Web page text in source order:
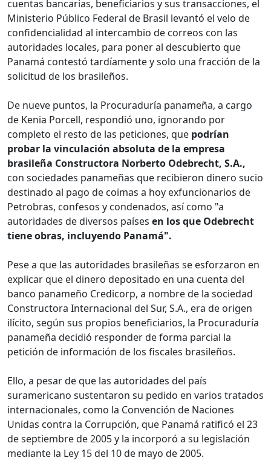
cuentas bancarias, beneficiarios y sus transacciones, el
Ministerio Público Federal de Brasil levantó el velo de
confidencialidad al intercambio de correos con las
autoridades locales, para poner al descubierto que
Panamá contestó tardíamente y solo una fracción de la
solicitud de los brasileños.
De nueve puntos, la Procuraduría panameña, a cargo
de Kenia Porcell, respondió uno, ignorando por
completo el resto de las peticiones, que podrían
probar la vinculación absoluta de la empresa
brasileña Constructora Norberto Odebrecht, S.A.,
con sociedades panameñas que recibieron dinero sucio
destinado al pago de coimas a hoy exfuncionarios de
Petrobras, confesos y condenados, así como "a
autoridades de diversos países en los que Odebrecht
tiene obras, incluyendo Panamá".
Pese a que las autoridades brasileñas se esforzaron en
explicar que el dinero depositado en una cuenta del
banco panameño Credicorp, a nombre de la sociedad
Constructora Internacional del Sur, S.A., era de origen
ilícito, según sus propios beneficiarios, la Procuraduría
panameña decidió responder de forma parcial la
petición de información de los fiscales brasileños.
Ello, a pesar de que las autoridades del país
suramericano sustentaron su pedido en varios tratados
internacionales, como la Convención de Naciones
Unidas contra la Corrupción, que Panamá ratificó el 23
de septiembre de 2005 y la incorporó a su legislación
mediante la Ley 15 del 10 de mayo de 2005.